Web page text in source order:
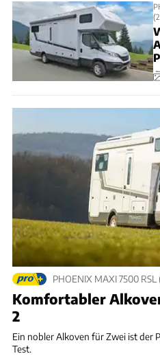
PHOENIX MAXI 7500 RSL
Komfortabler
2
Ein nobler Alkoven für Zwei ist der
Test.